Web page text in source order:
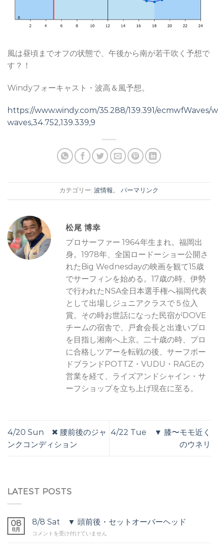
風は昼頃までオフの状態で、午後から南が若干吹く予想で
す？！
Windyフォーキャスト・波高＆風予想。
https://www.windy.com/35.288/139.391/ecmwfWaves/
waves,34.752,139.339,9
カテゴリー: 波情報。 パーマリンク
松尾 博幸
プロサーファー 1964年生まれ。福岡出
身。1978年、全国ロードーショー公開さ
れたBig Wednesdayの映画を観て15歳
でサーフィンを始める。17歳の時、伊勢
で行われたNSA全日本選手権へ福岡代表
として出場しジュニアクラスで５位入
賞。その時お世話になった民宿がDOVE
チームの宿舎で、戸倉会長と出逢いプロ
を目指し湘南へ上京。二十歳の時、プロ
に合格しツアーを転戦の後、サーフボー
ドブランドPOTTZ・VUDU・RAGEの
営業を経て、ライズアンドシャイン・サ
ーフショップを立ち上げ現在に至る。
4/20 Sun ✖︎ 腰前後のジャ
ンクコンディション
4/22 Tue ▼ 膝〜モモ近く
のウネリ
LATEST POSTS
08
8月
8/8 Sat ▼ 頭前後・セットオーバーヘッド
8/8
コメントを受け付けていません